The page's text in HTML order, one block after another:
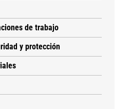
de trabajo
y protección